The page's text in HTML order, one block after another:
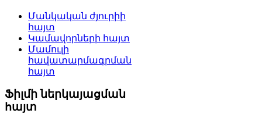
Մանկական ժյուրիի
հայտ
Կամավորների հայտ
Մամուլի
հավատարմագրման
հայտ
Ֆիլմի ներկայացման
հայտ